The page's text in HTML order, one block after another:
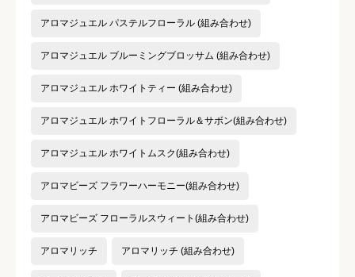
アロマジュエル パステルフローラル (組み合わせ)
アロマジュエル ブルーミングブロッサム (組み合わせ)
アロマジュエル ホワイトティー (組み合わせ)
アロマジュエル ホワイトフローラル＆サボン(組み合わせ)
アロマジュエル ホワイトムスク(組み合わせ)
アロマビーズ フラワーハーモニー(組み合わせ)
アロマビーズ フローラルスウィート(組み合わせ)
アロマリッチ アロマリッチ (組み合わせ)